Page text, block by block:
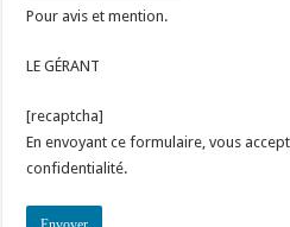
Pour avis et mention.
LE GÉRANT
[recaptcha]
En envoyant ce formulaire, vous
confidentialité.